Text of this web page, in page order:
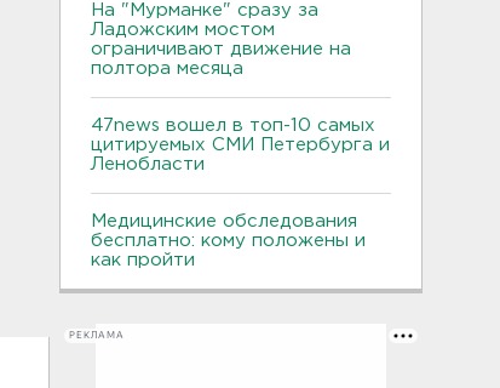
На "Мурманке" сразу за
Ладожским мостом
ограничивают движение на
полтора месяца
47news вошел в топ-10 самых
цитируемых СМИ Петербурга и
Ленобласти
Медицинские обследования
бесплатно: кому положены и
как пройти
РЕКЛАМА